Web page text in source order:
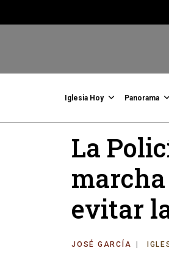
Iglesia Hoy Panorama
La
marcha
evitar
JOSÉ GARCÍA